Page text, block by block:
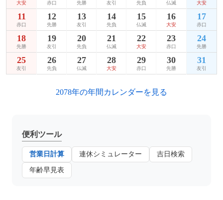
大安 赤口 先勝 友引 先負 仏滅 大安
11
赤口
12
先勝
13
友引
14
先負
15
仏滅
16
大安
17
赤口
18
先勝
19
友引
20
先負
21
仏滅
22
大安
23
赤口
24
先勝
25
友引
26
先負
27
仏滅
28
大安
29
赤口
30
先勝
31
友引
2078年の年間カレンダーを見る
便利ツール
営業日計算 連休シミュレーター 吉日検索
年齢早見表